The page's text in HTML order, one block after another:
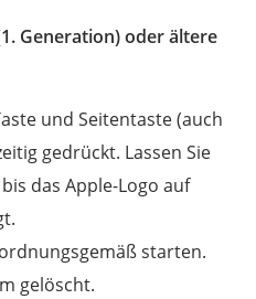
Generation) oder ältere
und Seitentaste (auch
gedrückt. Lassen Sie
das Apple-Logo auf
starten.
gelöscht.